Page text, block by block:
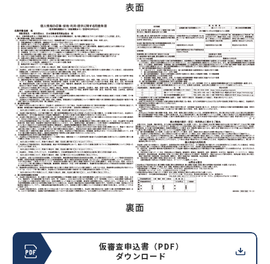
表面
裏面
仮審査申込書（PDF）
ダウンロード